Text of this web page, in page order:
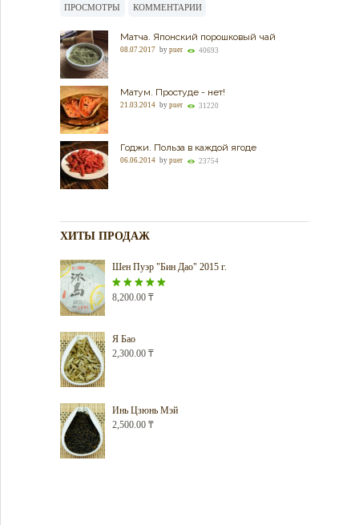
ПРОСМОТРЫ КОММЕНТАРИИ
Матча. Японский порошковый чай
08.07.2017 by puer 40693
Матум. Простуде - нет!
21.03.2014 by puer 31220
Годжи. Польза в каждой ягоде
06.06.2014 by puer 23754
ХИТЫ ПРОДАЖ
Шен Пуэр "Бин Дао" 2015 г.
Оценка5.00
8,200.00 ₸
Я Бао
2,300.00 ₸
Инь Цзюнь Мэй
2,500.00 ₸